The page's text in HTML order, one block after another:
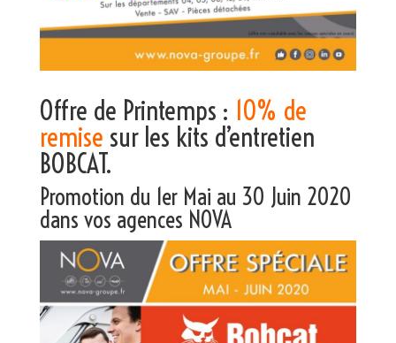
Offre de Printemps : 10% de
remise sur les kits d’entretien
BOBCAT.
Promotion du 1er Mai au 30 Juin 2020
dans vos agences NOVA